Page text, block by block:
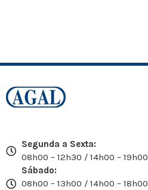
Segunda a Sexta:
08h00 – 12h30 / 14h00 – 19h00
Sábado:
08h00 – 13h00 / 14h00 – 18h00